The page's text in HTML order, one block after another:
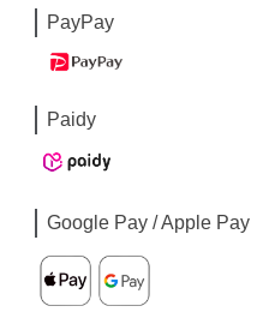
PayPay
Paidy
Google Pay / Apple Pay